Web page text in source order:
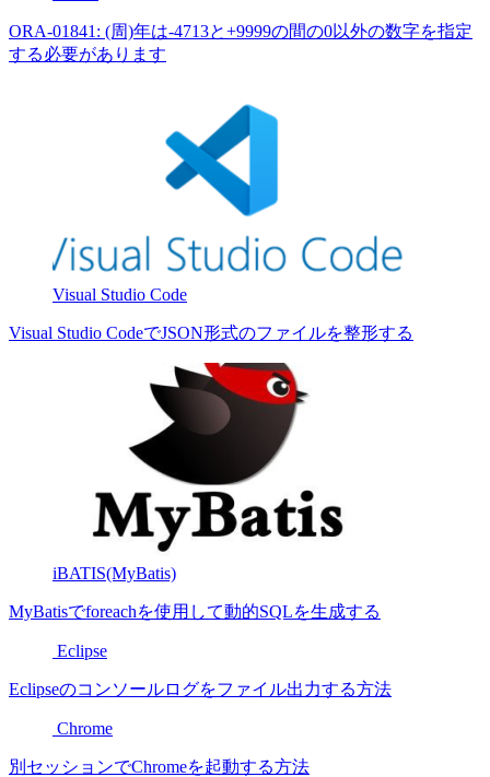
ORA-01841: (周)年は-4713と+9999の間の0以外の数字を指定
する必要があります
Visual Studio Code
Visual Studio CodeでJSON形式のファイルを整形する
iBATIS(MyBatis)
MyBatisでforeachを使用して動的SQLを生成する
Eclipse
Eclipseのコンソールログをファイル出力する方法
Chrome
別セッションでChromeを起動する方法